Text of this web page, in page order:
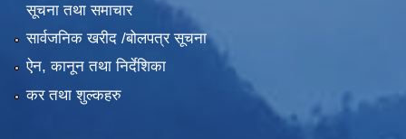
सूचना तथा समाचार
सार्वजनिक खरीद /बोलपत्र सूचना
ऐन, कानून तथा निर्देशिका
कर तथा शुल्कहरु